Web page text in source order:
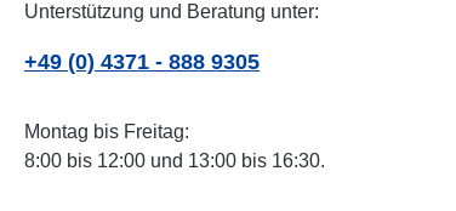
Unterstützung und Beratung unter:
+49 (0) 4371 - 888 9305
Montag bis Freitag:
8:00 bis 12:00 und 13:00 bis 16:30.